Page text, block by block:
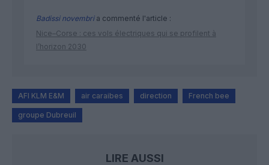
Badissi novembria commenté l'article :
Nice–Corse : ces vols électriques qui se profilent à
l’horizon 2030
AFI KLM E&M air caraibes direction French bee
groupe Dubreuil
LIRE AUSSI